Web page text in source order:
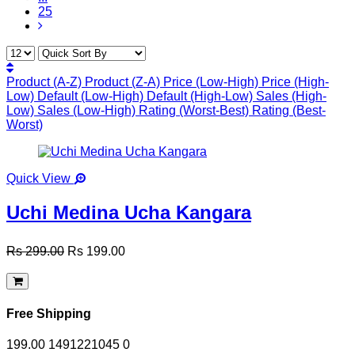
25
Product (A-Z) Product (Z-A) Price (Low-High) Price (High-
Low) Default (Low-High) Default (High-Low) Sales (High-
Low) Sales (Low-High) Rating (Worst-Best) Rating (Best-
Worst)
Quick View
Uchi Medina Ucha Kangara
Rs 299.00 Rs 199.00
Free Shipping
199.00 1491221045 0